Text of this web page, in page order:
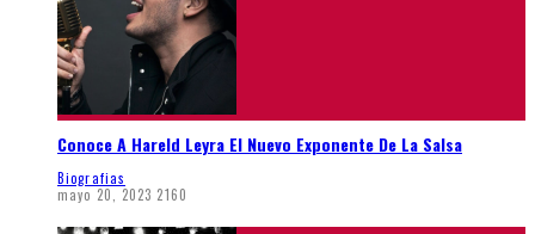
Conoce A Hareld Leyra El Nuevo Exponente De La Salsa
Biografias
mayo 20, 2023 2160